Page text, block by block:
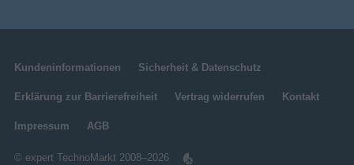
Kundeninformationen Sicherheit & Datenschutz
Erklärung zur Barrierefreiheit Vertrag widerrufen Kontakt
Impressum AGB
© expert TechnoMarkt 2008–2026